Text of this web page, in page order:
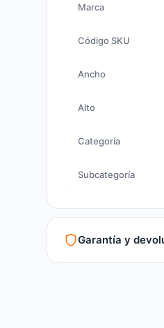
Marca
Código SKU
Ancho
Alto
Categoría
Subcategoría
Garantía y